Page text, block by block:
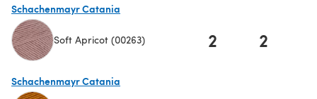
Schachenmayr Catania
Soft Apricot (00263) 2 2
Schachenmayr Catania